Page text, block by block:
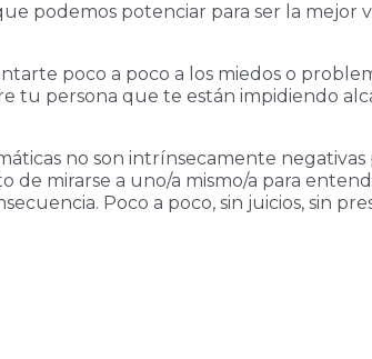
podemos potenciar para ser la mejor
poco a poco a los miedos o
tu persona que te están impidiendo
no son intrínsecamente negativas
mirarse a uno/a mismo/a para
Poco a poco, sin juicios, sin